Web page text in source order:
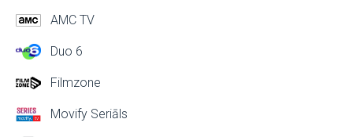
AMC TV
Duo 6
Filmzone
Movify Seriāls